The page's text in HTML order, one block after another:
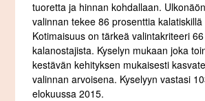
tuoretta ja hinnan kohdallaan.
valinnan tekee 86 prosenttia kalatiskillä
Kotimaisuus on tärkeä valintakriteeri
kalanostajista. Kyselyn mukaan joka
kestävän kehityksen mukaisesti
valinnan arvoisena. Kyselyyn vastasi
elokuussa 2015.